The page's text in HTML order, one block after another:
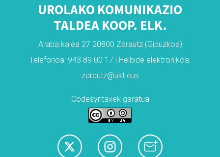
UROLAKO KOMUNIKAZIO
TALDEA KOOP. ELK.
Araba kalea 27 20800 Zarautz (Gipuzkoa)
Telefonoa: 943 89 00 17 | Helbide elektronikoa:
zarautz@ukt.eus
Codesyntaxek garatua